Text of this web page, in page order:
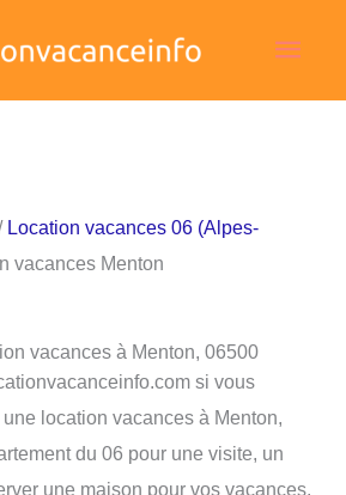
Location vacances 06 (Alpes-
vacances Menton
vacances à Menton, 06500
si vous
location vacances à Menton,
du 06 pour une visite, un
une maison pour vos vacances.